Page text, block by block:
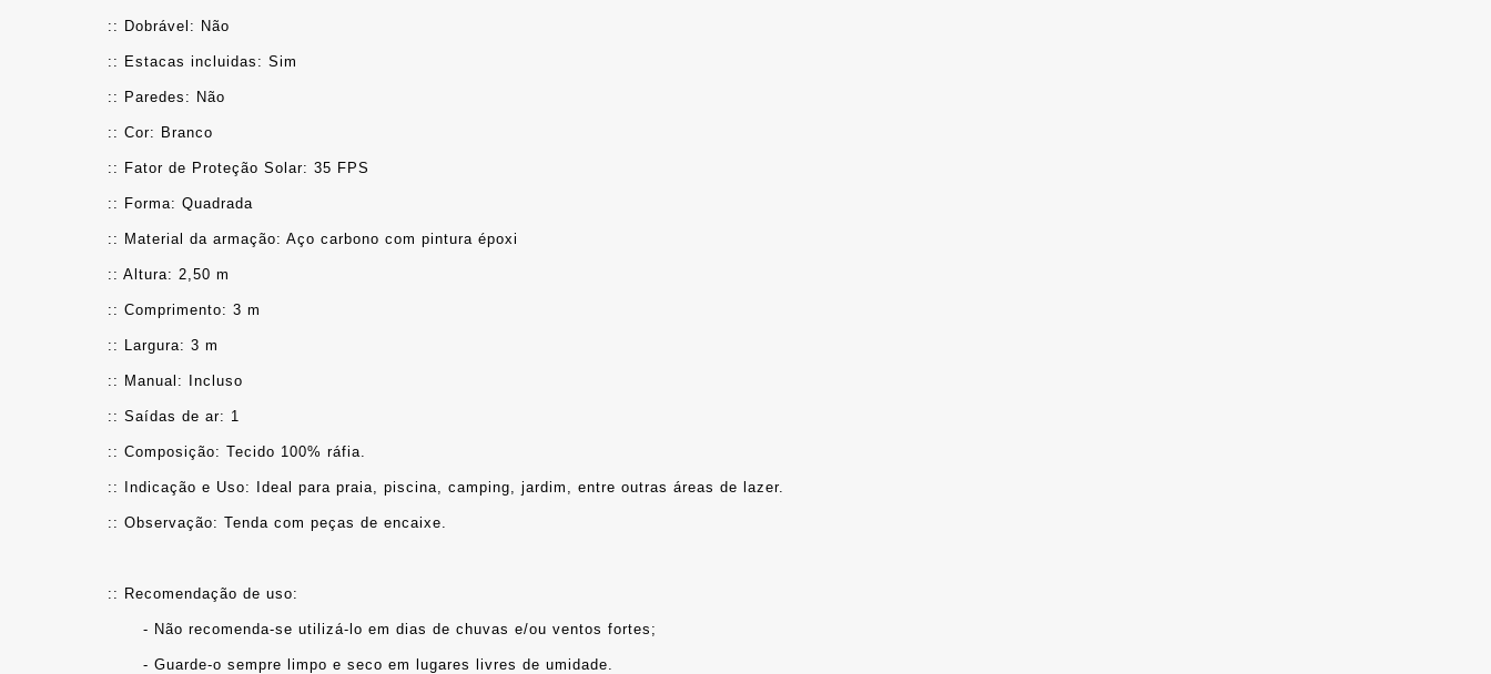
:: Dobrável: Não
:: Estacas incluidas: Sim
:: Paredes: Não
:: Cor: Branco
:: Fator de Proteção Solar: 35 FPS
:: Forma: Quadrada
:: Material da armação: Aço carbono com pintura époxi
:: Altura: 2,50 m
:: Comprimento: 3 m
:: Largura: 3 m
:: Manual: Incluso
:: Saídas de ar: 1
:: Composição: Tecido 100% ráfia.
:: Indicação e Uso: Ideal para praia, piscina, camping, jardim, entre outras áreas de lazer.
:: Observação: Tenda com peças de encaixe.
:: Recomendação de uso:
	- Não recomenda-se utilizá-lo em dias de chuvas e/ou ventos fortes;
	- Guarde-o sempre limpo e seco em lugares livres de umidade.